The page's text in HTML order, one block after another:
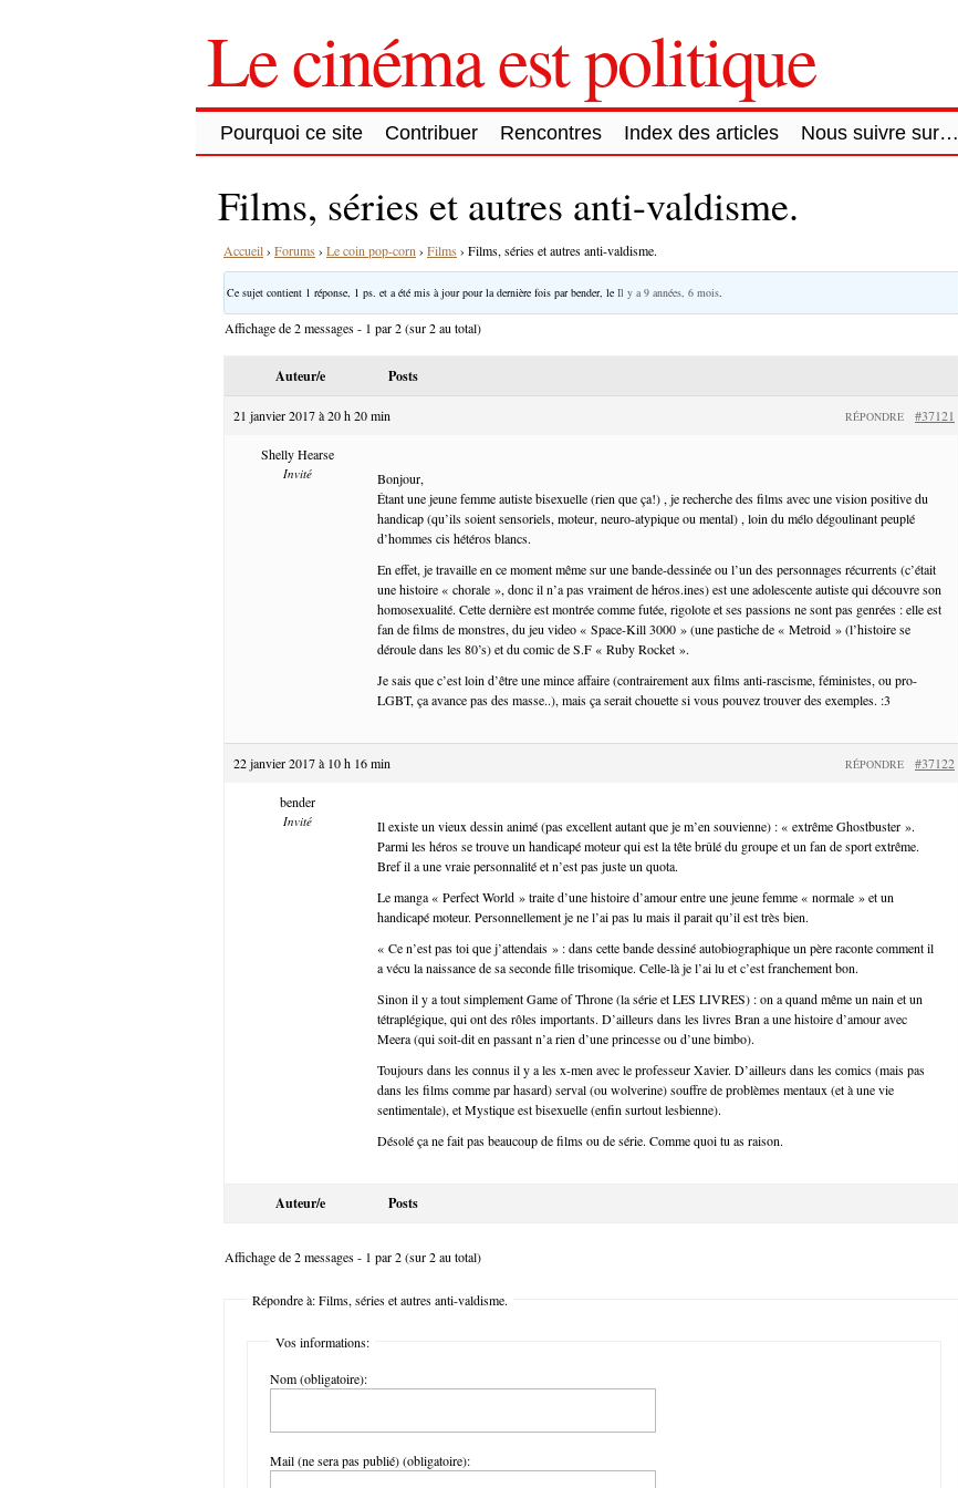
Le cinéma est politique
Pourquoi ce site Contribuer Rencontres Index des articles Nous suivre sur…
Films, séries et autres anti-valdisme.
Accueil› Forums › Le coin pop-corn › Films › Films, séries et autres anti-valdisme.
Ce sujet contient 1 réponse, 1 ps. et a été mis à jour pour la dernière fois parbender, le Il y a 9 années, 6 mois
Affichage de 2 messages - 1 par 2 (sur 2 au total)
Auteur/e Posts
21 janvier 2017 à 20 h 20 min #37121
RÉPONDRE
Shelly Hearse
Invité
Bonjour,
Étant une jeune femme autiste bisexuelle (rien que ça!) , je recherche des films avec une vision positive du
handicap (qu’ils soient sensoriels, moteur, neuro-atypique ou mental) , loin du mélo dégoulinant peuplé
d’hommes cis hétéros blancs.
En effet, je travaille en ce moment même sur une bande-dessinée ou l’un des personnages récurrents (c’était
une histoire « chorale », donc il n’a pas vraiment de héros.ines) est une adolescente autiste qui découvre son
homosexualité. Cette dernière est montrée comme futée, rigolote et ses passions ne sont pas genrées : elle est
fan de films de monstres, du jeu video « Space-Kill 3000 » (une pastiche de « Metroid » (l’histoire se
déroule dans les 80’s) et du comic de S.F « Ruby Rocket ».
Je sais que c’est loin d’être une mince affaire (contrairement aux films anti-rascisme, féministes, ou pro-
LGBT, ça avance pas des masse..), mais ça serait chouette si vous pouvez trouver des exemples. :3
22 janvier 2017 à 10 h 16 min #37122
RÉPONDRE
bender
Invité
Il existe un vieux dessin animé (pas excellent autant que je m’en souvienne) : « extrême Ghostbuster ».
Parmi les héros se trouve un handicapé moteur qui est la tête brûlé du groupe et un fan de sport extrême.
Bref il a une vraie personnalité et n’est pas juste un quota.
Le manga « Perfect World » traite d’une histoire d’amour entre une jeune femme « normale » et un
handicapé moteur. Personnellement je ne l’ai pas lu mais il parait qu’il est très bien.
« Ce n’est pas toi que j’attendais » : dans cette bande dessiné autobiographique un père raconte comment il
a vécu la naissance de sa seconde fille trisomique. Celle-là je l’ai lu et c’est franchement bon.
Sinon il y a tout simplement Game of Throne (la série et LES LIVRES) : on a quand même un nain et un
tétraplégique, qui ont des rôles importants. D’ailleurs dans les livres Bran a une histoire d’amour avec
Meera (qui soit-dit en passant n’a rien d’une princesse ou d’une bimbo).
Toujours dans les connus il y a les x-men avec le professeur Xavier. D’ailleurs dans les comics (mais pas
dans les films comme par hasard) serval (ou wolverine) souffre de problèmes mentaux (et à une vie
sentimentale), et Mystique est bisexuelle (enfin surtout lesbienne).
Désolé ça ne fait pas beaucoup de films ou de série. Comme quoi tu as raison.
Auteur/e Posts
Affichage de 2 messages - 1 par 2 (sur 2 au total)
Répondre à: Films, séries et autres anti-valdisme.
Vos informations:
Nom (obligatoire):
Mail (ne sera pas publié) (obligatoire):